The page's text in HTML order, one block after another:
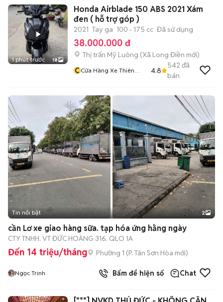
1 phút trước 18
Honda Airblade 150 ABS 2021 Xám
đen ( hỗ trợ góp )
2021 Tay ga 100 - 175 cc Đã sử dụng
38.000.000 đ
Thị trấn Mỹ Luông (Xã Long Điền mới)
CCửa Hàng Xe Thiên
4.8
542 đã
bán
Tin nổi bật 2
cần Lơ xe giao hàng sữa. tạp hóa ứng hằng ngày
CTY TNHH. VT ĐỨC HOÀNG 316. QLO 1A
Đến 14 triệu/tháng Phường 1 (P. Tân Sơn Hòa mới)
Ngọc Trinh Bấm để hiện số Chat